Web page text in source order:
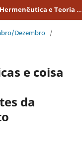
Revista de Estudos Constitucionais, Hermenêutica e Teoria do Direito
Dezembro /
e coisa
da